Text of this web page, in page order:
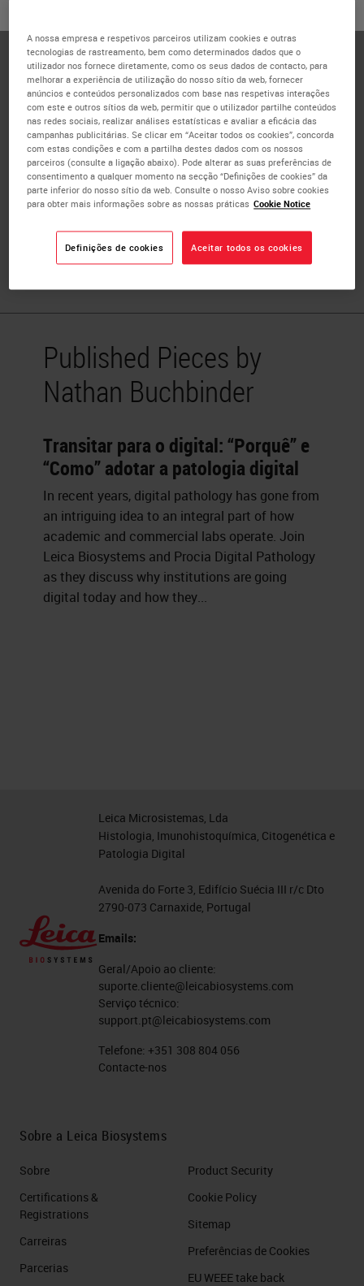
of Operations at Proscia Inc., a Baltimore-based data
solutions provider for digital pathology. Nathan is
passionate about medical devices, and has worked on the
product development, IP, and business development
elements of devices in fields ranging from neonatal care,
stem cells therapies, emergency medicine, and pathology
software. His experience in this industry ranges from
organizing small animal studies to product management.
Nathan earned his Bachelor of Science degree in
his Master degree in Biomedical Innovation Development
at the Georgia Institute of Technology.
Published Pieces by
Nathan Buchbinder
Transitar para o digital: “Porquê” e
“Como” adotar a patologia digital
In recent years, digital pathology has gone from
an intriguing idea to an integral part of how
academic and commercial labs operate. Join
Leica Biosystems and Procia Digital Pathology
as they discuss why institutions are going
digital today and how they...
Leica Microsistemas, Lda
Histologia, Imunohistoquímica, Citogenética e
Patologia Digital
Avenida do Forte 3, Edifício Suécia III r/c Dto
2790-073 Carnaxide, Portugal
Emails:
Geral/Apoio ao cliente:
suporte.cliente@leicabiosystems.com
Serviço técnico:
support.pt@leicabiosystems.com
Telefone: +351 308 804 056
Contacte-nos
Sobre a Leica Biosystems
Sobre
Certifications &
Registrations
Carreiras
Parcerias
Product Security
Cookie Policy
Sitemap
Preferências de Cookies
EU WEEE take back
A nossa empresa e respetivos parceiros utilizam cookies e outras
tecnologias de rastreamento, bem como determinados dados que o
utilizador nos fornece diretamente, como os seus dados de contacto, para
melhorar a experiência de utilização do nosso sítio da web, fornecer
anúncios e conteúdos personalizados com base nas respetivas interações
com este e outros sítios da web, permitir que o utilizador partilhe conteúdos
nas redes sociais, realizar análises estatísticas e avaliar a eficácia das
campanhas publicitárias. Se clicar em “Aceitar todos os cookies”, concorda
com estas condições e com a partilha destes dados com os nossos
parceiros (consulte a ligação abaixo). Pode alterar as suas preferências de
consentimento a qualquer momento na secção “Definições de cookies” da
parte inferior do nosso sítio da web. Consulte o nosso Aviso sobre cookies
para obter mais informações sobre as nossas práticas Cookie Notice
Definições de cookies Aceitar todos os cookies